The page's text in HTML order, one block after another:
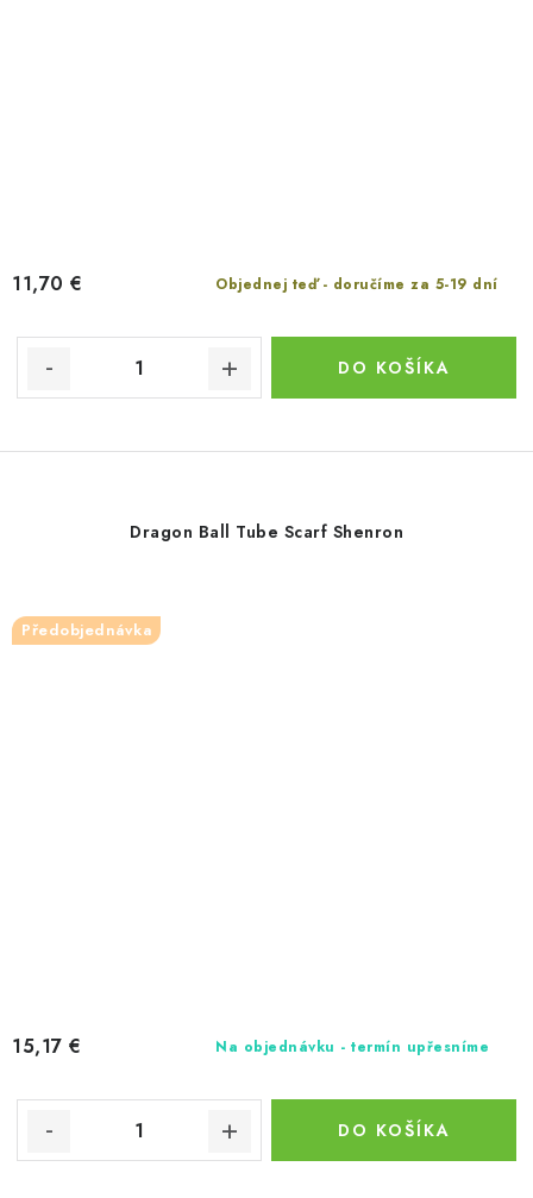
Objednej teď - doručíme za 5-19 dní
11,70 €
DO KOŠÍKA
Dragon Ball Tube Scarf Shenron
Předobjednávka
Na objednávku - termín upřesníme
15,17 €
DO KOŠÍKA